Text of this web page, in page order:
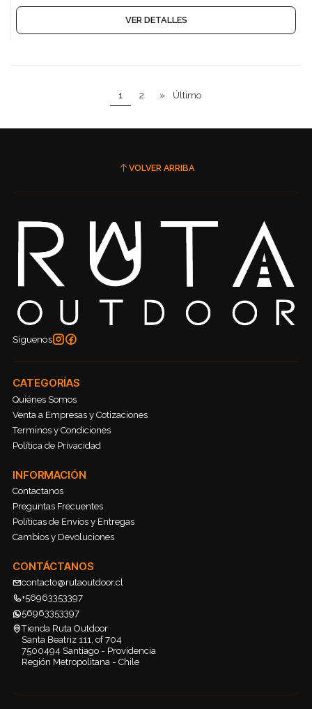
VER DETALLES
1 2 » Último
VOLVER ARRIBA
Síguenos
CATEGORÍAS
Quiénes Somos
Venta a Empresas y Cotizaciones
Terminos y Condiciones
Política de Privacidad
INFORMACIÓN
Contactanos
Preguntas Frecuentes
Políticas de Envíos y Entregas
Cambios y Devoluciones
CONTÁCTANOS
contacto@rutaoutdoor.cl
+56963353397
56963353397
Tienda Ruta Outdoor
Santa Beatriz 111, of 704
7500494 Santiago - Providencia
Región Metropolitana - Chile